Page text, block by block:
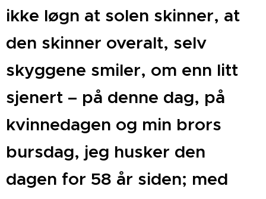
ikke løgn at solen skinner, at
den skinner overalt, selv
skyggene smiler, om enn litt
sjenert – på denne dag, på
kvinnedagen og min brors
bursdag, jeg husker den
dagen for 58 år siden; med